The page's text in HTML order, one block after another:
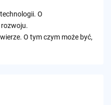
O
rozwoju.
O tym czym może być,